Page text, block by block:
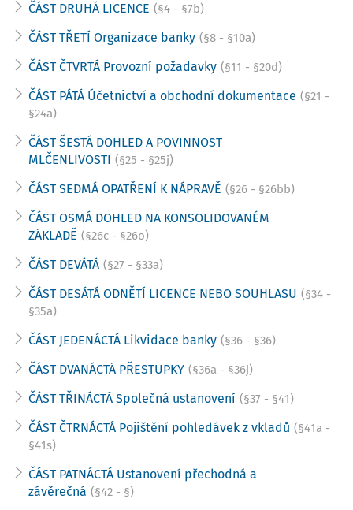
ČÁST DRUHÁ LICENCE (§4 - §7b)
ČÁST TŘETÍ Organizace banky (§8 - §10a)
ČÁST ČTVRTÁ Provozní požadavky (§11 - §20d)
ČÁST PÁTÁ Účetnictví a obchodní dokumentace (§21 -
§24a)
ČÁST ŠESTÁ DOHLED A POVINNOST
MLČENLIVOSTI (§25 - §25j)
ČÁST SEDMÁ OPATŘENÍ K NÁPRAVĚ (§26 - §26bb)
ČÁST OSMÁ DOHLED NA KONSOLIDOVANÉM
ZÁKLADĚ (§26c - §26o)
ČÁST DEVÁTÁ (§27 - §33a)
ČÁST DESÁTÁ ODNĚTÍ LICENCE NEBO SOUHLASU (§34 -
§35a)
ČÁST JEDENÁCTÁ Likvidace banky (§36 - §36)
ČÁST DVANÁCTÁ PŘESTUPKY (§36a - §36j)
ČÁST TŘINÁCTÁ Společná ustanovení (§37 - §41)
ČÁST ČTRNÁCTÁ Pojištění pohledávek z vkladů (§41a -
§41s)
ČÁST PATNÁCTÁ Ustanovení přechodná a
závěrečná (§42 - §)